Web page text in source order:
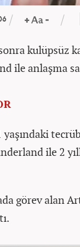
kulüpsüz
ile anlaşma
ile 2
görev alan